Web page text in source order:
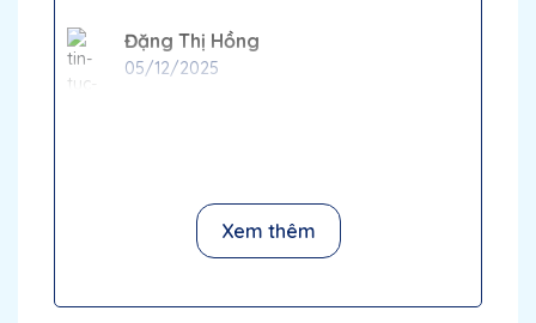
Đặng Thị Hồng
05/12/2025
Phạm Văn Đạt
Xem thêm